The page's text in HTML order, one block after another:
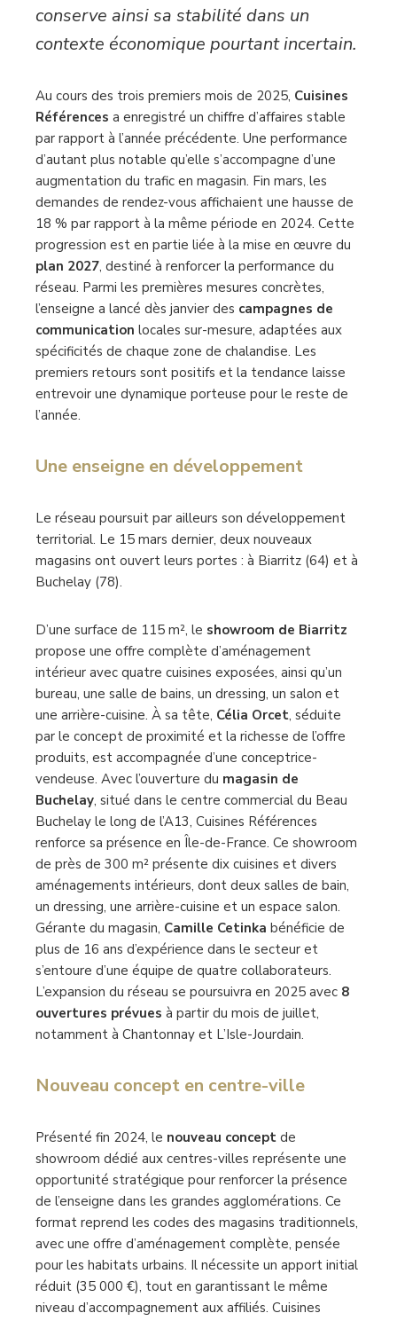
conserve ainsi sa stabilité dans un
contexte économique pourtant incertain.
Au cours des trois premiers mois de 2025, Cuisines
Références a enregistré un chiffre d’affaires stable
par rapport à l’année précédente. Une performance
d’autant plus notable qu’elle s’accompagne d’une
augmentation du trafic en magasin. Fin mars, les
demandes de rendez-vous affichaient une hausse de
18 % par rapport à la même période en 2024. Cette
progression est en partie liée à la mise en œuvre du
plan 2027, destiné à renforcer la performance du
réseau. Parmi les premières mesures concrètes,
l’enseigne a lancé dès janvier des campagnes de
communication locales sur-mesure, adaptées aux
spécificités de chaque zone de chalandise. Les
premiers retours sont positifs et la tendance laisse
entrevoir une dynamique porteuse pour le reste de
l’année.
Une enseigne en développement
Le réseau poursuit par ailleurs son développement
territorial. Le 15 mars dernier, deux nouveaux
magasins ont ouvert leurs portes : à Biarritz (64) et à
Buchelay (78).
D’une surface de 115 m², le showroom de Biarritz
propose une offre complète d’aménagement
intérieur avec quatre cuisines exposées, ainsi qu’un
bureau, une salle de bains, un dressing, un salon et
une arrière-cuisine. À sa tête, Célia Orcet, séduite
par le concept de proximité et la richesse de l’offre
produits, est accompagnée d’une conceptrice-
vendeuse. Avec l’ouverture du magasin de
Buchelay, situé dans le centre commercial du Beau
Buchelay le long de l’A13, Cuisines Références
renforce sa présence en Île-de-France. Ce showroom
de près de 300 m² présente dix cuisines et divers
aménagements intérieurs, dont deux salles de bain,
un dressing, une arrière-cuisine et un espace salon.
Gérante du magasin, Camille Cetinka bénéficie de
plus de 16 ans d’expérience dans le secteur et
s’entoure d’une équipe de quatre collaborateurs.
L’expansion du réseau se poursuivra en 2025 avec 8
ouvertures prévues à partir du mois de juillet,
notamment à Chantonnay et L’Isle-Jourdain.
Nouveau concept en centre-ville
Présenté fin 2024, le nouveau concept de
showroom dédié aux centres-villes représente une
opportunité stratégique pour renforcer la présence
de l’enseigne dans les grandes agglomérations. Ce
format reprend les codes des magasins traditionnels,
avec une offre d’aménagement complète, pensée
pour les habitats urbains. Il nécessite un apport initial
réduit (35 000 €), tout en garantissant le même
niveau d’accompagnement aux affiliés. Cuisines